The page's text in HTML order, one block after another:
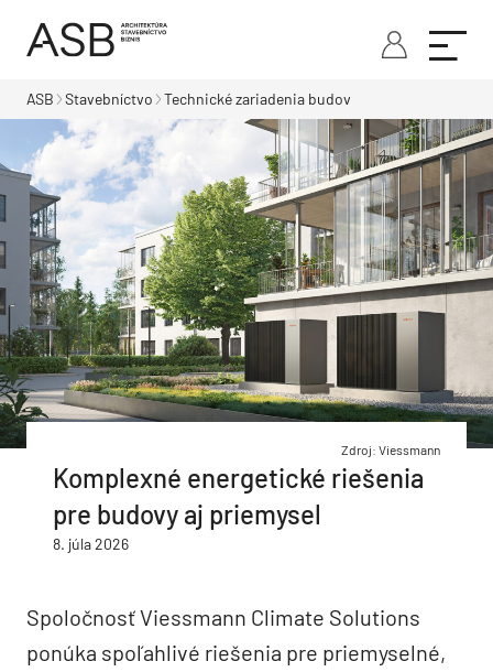
ASB Stavebníctvo Technické zariadenia budov
Zdroj: Viessmann
Komplexné energetické riešenia
pre budovy aj priemysel
8. júla 2026
Spoločnosť Viessmann Climate Solutions
ponúka spoľahlivé riešenia pre priemyselné,